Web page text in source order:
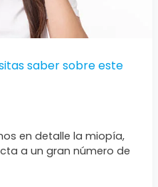
saber sobre este
en detalle la miopía,
a un gran número de